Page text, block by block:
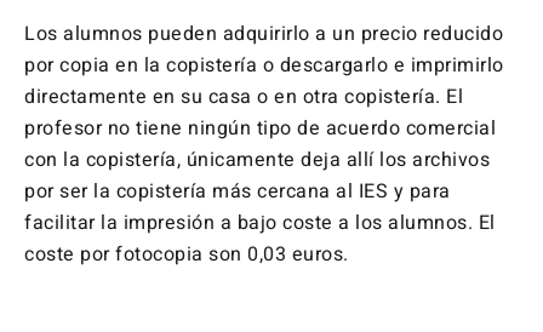
Los alumnos pueden adquirirlo a un precio reducido
por copia en la copistería o descargarlo e imprimirlo
directamente en su casa o en otra copistería. El
profesor no tiene ningún tipo de acuerdo comercial
con la copistería, únicamente deja allí los archivos
por ser la copistería más cercana al IES y para
facilitar la impresión a bajo coste a los alumnos. El
coste por fotocopia son 0,03 euros.